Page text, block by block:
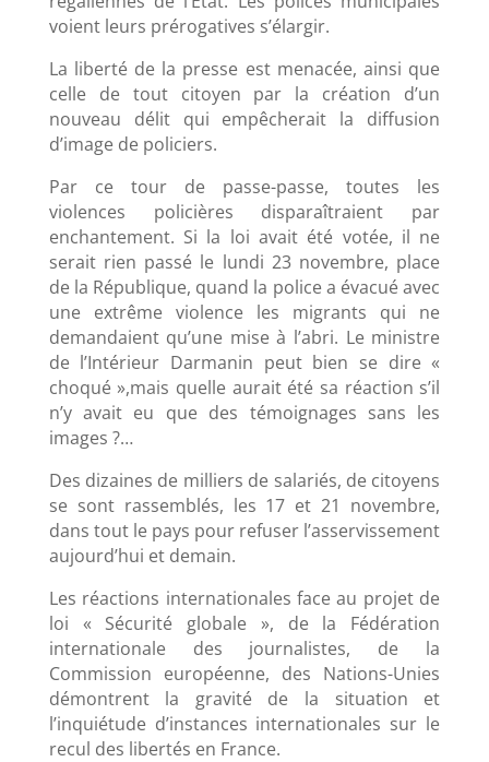
voient leurs prérogatives s’élargir.
La liberté de la presse est menacée, ainsi que
celle de tout citoyen par la création d’un
nouveau délit qui empêcherait la diffusion
d’image de policiers.
Par ce tour de passe-passe, toutes les
violences policières disparaîtraient par
enchantement. Si la loi avait été votée, il ne
serait rien passé le lundi 23 novembre, place
de la République, quand la police a évacué avec
une extrême violence les migrants qui ne
demandaient qu’une mise à l’abri. Le ministre
de l’Intérieur Darmanin peut bien se dire «
choqué »,mais quelle aurait été sa réaction s’il
n’y avait eu que des témoignages sans les
images ?…
Des dizaines de milliers de salariés, de citoyens
se sont rassemblés, les 17 et 21 novembre,
dans tout le pays pour refuser l’asservissement
aujourd’hui et demain.
Les réactions internationales face au projet de
loi « Sécurité globale », de la Fédération
internationale des journalistes, de la
Commission européenne, des Nations-Unies
démontrent la gravité de la situation et
l’inquiétude d’instances internationales sur le
recul des libertés en France.